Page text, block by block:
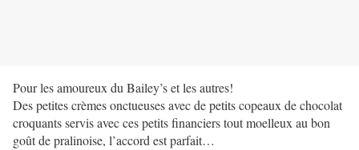
Pour les amoureux du Bailey’s et les autres!
Des petites crèmes onctueuses avec de petits copeaux de chocolat
croquants servis avec ces petits financiers tout moelleux au bon
goût de pralinoise, l’accord est parfait…